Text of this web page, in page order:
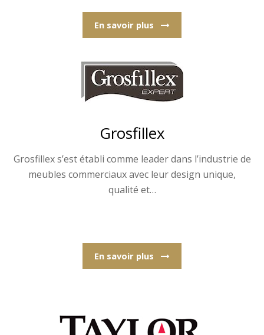
En savoir plus
Grosfillex
Grosfillex s’est établi comme leader dans l’industrie de
meubles commerciaux avec leur design unique,
qualité et…
En savoir plus